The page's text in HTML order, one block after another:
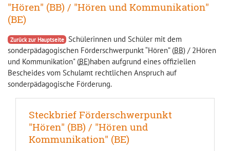
"Hören" (BB) / "Hören und Kommunikation"
(BE)
Zurück zur Hauptseite Schülerinnen und Schüler mit dem
sonderpädagogischen Förderschwerpunkt “Hören” (BB) / 2Hören
und Kommunikation" (BE)haben aufgrund eines offiziellen
Bescheides vom Schulamt rechtlichen Anspruch auf
sonderpädagogische Förderung.
Steckbrief Förderschwerpunkt
"Hören" (BB) / "Hören und
Kommunikation" (BE)